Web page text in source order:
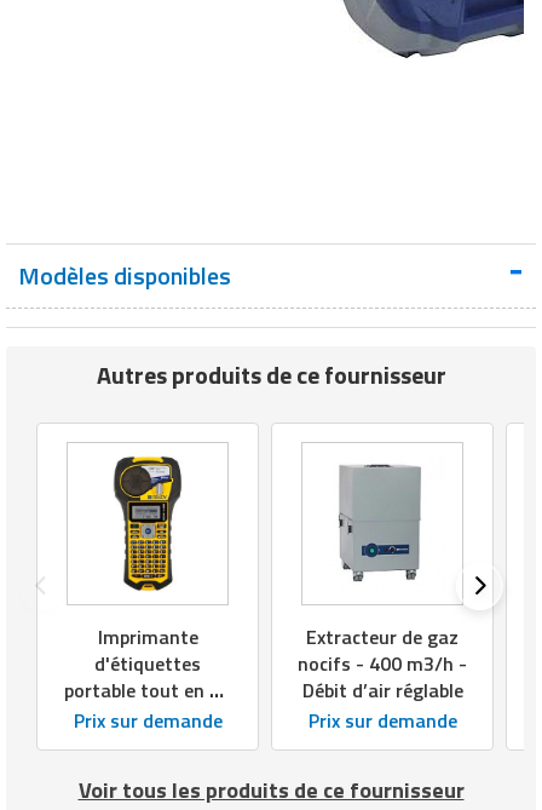
Modèles disponibles
Autres produits de ce fournisseur
Imprimante
d'étiquettes
portable tout en un
- Transfert
thermique - 203 dpi
Prix sur demande
Extracteur de gaz
nocifs - 400 m3/h -
Débit d’air réglable
Prix sur demande
Voir tous les produits de ce fournisseur